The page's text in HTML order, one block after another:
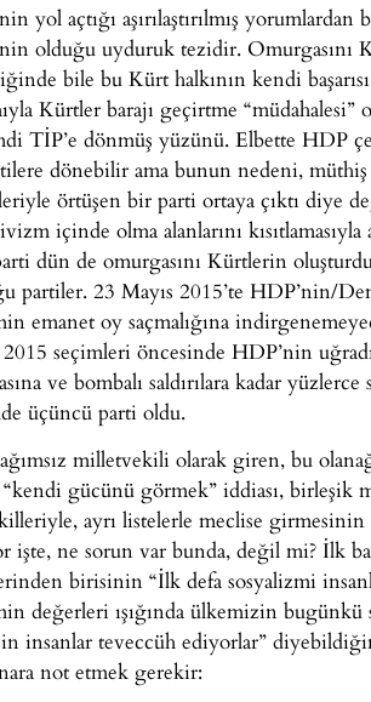
yol açtığı aşırılaştırılmış
olduğu uyduruk tezidir. Omurgasını
bile bu Kürt halkının kendi
Kürtler barajı geçirtme “müdahalesi”
TİP’e dönmüş yüzünü. Elbette HDP
dönebilir ama bunun nedeni,
örtüşen bir parti ortaya çıktı diye
içinde olma alanlarını
dün de omurgasını Kürtlerin
partiler. 23 Mayıs 2015’te HDP’nin/
emanet oy saçmalığına
seçimleri öncesinde HDP’nin
ve bombalı saldırılara kadar
üçüncü parti oldu.
milletvekili olarak giren, bu
gücünü görmek” iddiası, birleşik
ayrı listelerle meclise girmesinin
ne sorun var bunda, değil mi? İlk
birisinin “İlk defa sosyalizmi
değerleri ışığında ülkemizin
insanlar teveccüh ediyorlar”
not etmek gerekir: